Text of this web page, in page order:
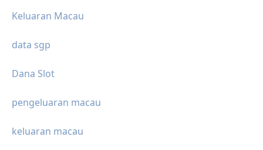
Keluaran Macau
data sgp
Dana Slot
pengeluaran macau
keluaran macau